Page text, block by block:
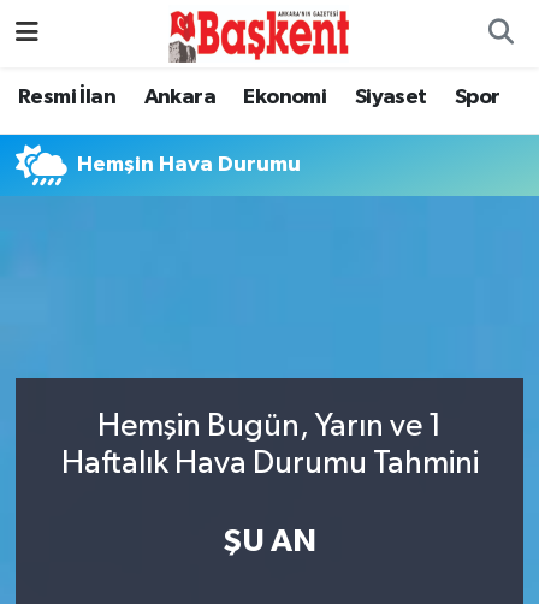
Resmi İlan Ankara Ekonomi Siyaset Spor
Hemşin Hava Durumu
Hemşin Bugün, Yarın ve 1
Haftalık Hava Durumu Tahmini
ŞU AN